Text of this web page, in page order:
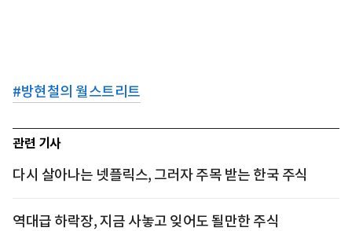
#방현철의 월스트리트
관련 기사
다시 살아나는 넷플릭스, 그러자 주목 받는 한국 주식
역대급 하락장, 지금 사놓고 잊어도 될만한 주식